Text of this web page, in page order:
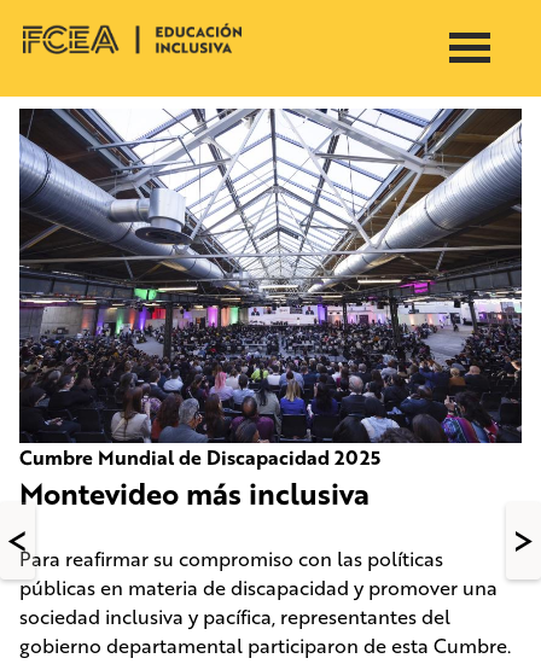
menu
Cumbre Mundial de Discapacidad 2025
Montevideo más inclusiva
Para reafirmar su compromiso con las políticas
públicas en materia de discapacidad y promover una
sociedad inclusiva y pacífica, representantes del
gobierno departamental participaron de esta Cumbre.
< >